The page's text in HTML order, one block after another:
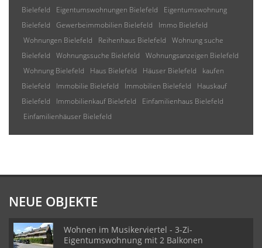
Bielefeld
Eigentumswohnungen Bielefeld
Eigentumswohnung
Bielefeld
Gewerbeimmobilien Bielefeld
Immo Bielefeld
Wohnungen Bielefeld
Reihenhaus Bielefeld
Wohnung suche
Bielefeld
Wohnungssuche Bielefeld
Wohnungsanzeigen Bielefeld
Wohnung Bielefeld
Haus Bielefeld Häuser Bielefeld
kaufen
Bielefeld
Immobilie Bielefeld Immobilien Bielefeld
Hauskauf
Bielefeld
Immobilienkauf Bielefeld
Einfamilienhaus Bielefeld
Einfamilienhäuser Bielefeld
NEUE OBJEKTE
Wohnen im Musikerviertel - 3-Zi-
Eigentumswohnung mit 2 Balkonen